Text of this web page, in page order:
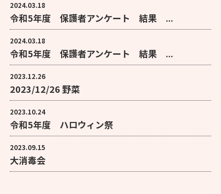
2024.03.18
令和5年度 保護者アンケート 結果 ...
2024.03.18
令和5年度 保護者アンケート 結果 ...
2023.12.26
2023/12/26 野菜
2023.10.24
令和5年度 ハロウィン祭
2023.09.15
大消毒会